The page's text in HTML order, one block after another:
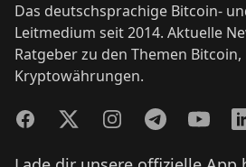
Das deutschsprachige Bitcoin-
Leitmedium seit 2014. Aktuelle
Ratgeber zu den Themen
Kryptowährungen.
FacebookTwitterInstagramTelegramYouTube